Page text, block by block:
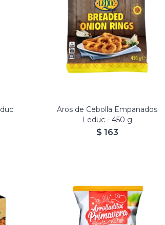
Aros de Cebolla Empanados
Leduc - 450 g
$ 163